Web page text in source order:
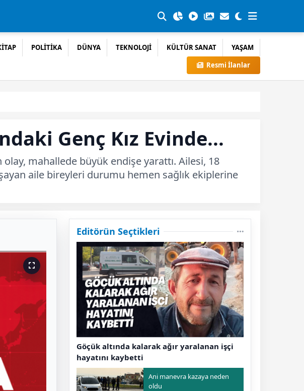
POLİTİKA DÜNYA TEKNOLOJİ KÜLTÜR SANAT
YAŞAM
Resmi İlanlar
Genç Kız Evinde...
mahallede büyük endişe yarattı. Ailesi, 18
aile bireyleri durumu hemen sağlık ekiplerine
Editörün Seçtikleri
Göçük altında kalarak ağır yaralanan işçi
hayatını kaybetti
Ani manevra kazaya neden
oldu